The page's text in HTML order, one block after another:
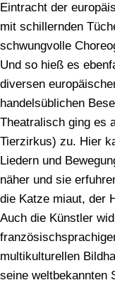
Eintracht der
mit schillernden
schwungvolle
Und so hieß es
diversen
handelsüblichen
Theatralisch ging es
Tierzirkus) zu. Hier
Liedern und
näher und sie
die Katze miaut, der
Auch die Künstler
multikulturellen
seine weltbekannten